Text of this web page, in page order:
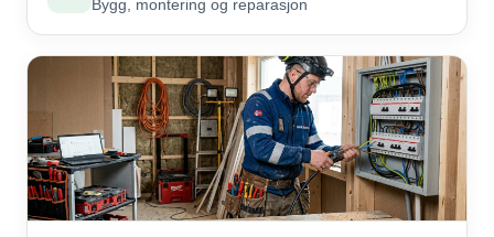
Bygg, montering og reparasjon